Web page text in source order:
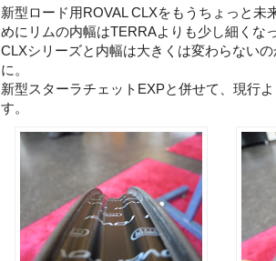
新型ロード用ROVAL CLXをもうちょっと
めにリムの内幅はTERRAよりも少し細くな
CLXシリーズと内幅は大きくは変わらない
に。
新型スターラチェットEXPと併せて、現行
す。